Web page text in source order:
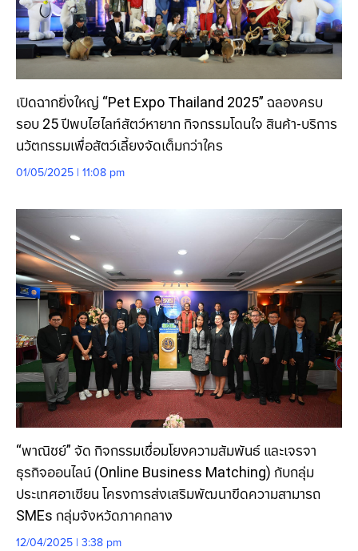
เปิดฉากยิ่งใหญ่ “Pet Expo Thailand 2025” ฉลองครบ
รอบ 25 ปีพบไฮไลท์สัตว์หายาก กิจกรรมโดนใจ สินค้า-บริการ
นวัตกรรมเพื่อสัตว์เลี้ยงจัดเต็มกว่าใคร
01/05/2025 | 11:08 pm
“พาณิชย์” จัด กิจกรรมเชื่อมโยงความสัมพันธ์ และเจรจา
ธุรกิจออนไลน์ (Online Business Matching) กับกลุ่ม
ประเทศอาเซียน โครงการส่งเสริมพัฒนาขีดความสามารถ
SMEs กลุ่มจังหวัดภาคกลาง
12/04/2025 | 3:38 pm